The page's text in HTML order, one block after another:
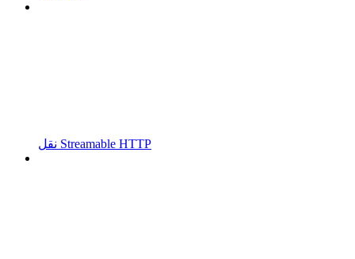
نقل Streamable HTTP